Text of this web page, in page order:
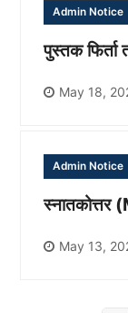
Admin Notice
पुस्तक फिर्ता
May 18,
Admin Notice
स्नातकोत्तर
May 13,